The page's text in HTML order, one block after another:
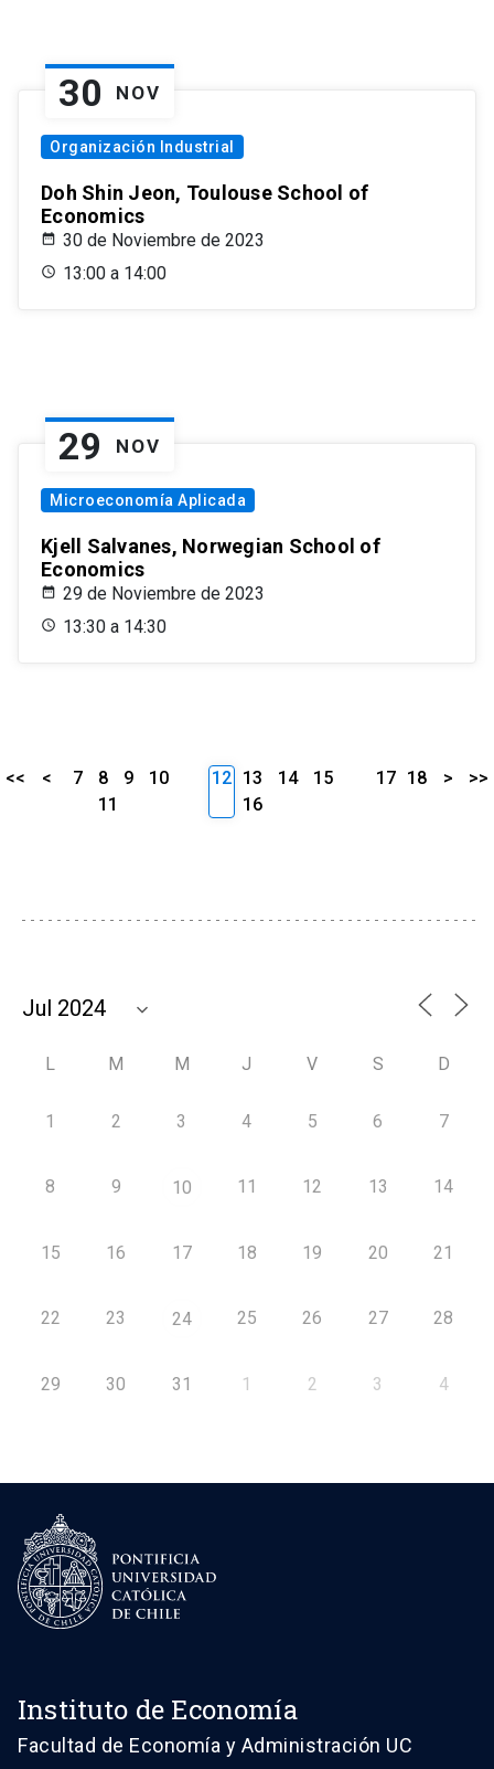
30 NOV
Organización Industrial
Doh Shin Jeon, Toulouse School of
Economics
30 de Noviembre de 2023
13:00 a 14:00
29 NOV
Microeconomía Aplicada
Kjell Salvanes, Norwegian School of
Economics
29 de Noviembre de 2023
13:30 a 14:30
<< < 7 8 9
10
11
12 13 14
15
16
17 18 > >>
L M M J V S D
1 2 3 4 5 6 7
8 9 10 11 12 13 14
15 16 17 18 19 20 21
22 23 24 25 26 27 28
29 30 31 1 2 3 4
Instituto de Economía
Facultad de Economía y Administración UC